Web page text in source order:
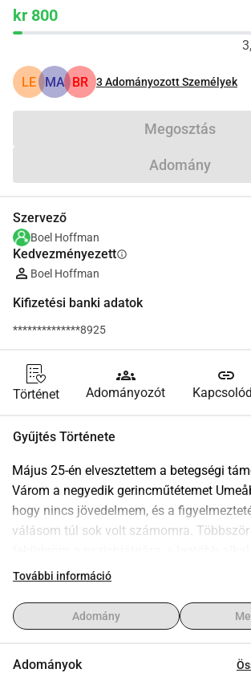
kr 800
LE MA BR 3Adományozott Személyek
Megosztás
Adomány
Szervező
Boel Hoffman
Kedvezményezettinfo
Boel Hoffman
Kifizetési banki adatok
**************8925
Történet
groups
Adományozót
link
Gyűjtés Története
Május 25-én elvesztettem a betegségi
Várom a negyedik gerincműtétemet
hogy nincs jövedelmem, és a
válásom túl sok volt számomra.
keretein belül, most éppen bent vagyok,
Kétoldali tüdőgyulladás. Oxigén
tudom magam oxigénhez juttatni. CRP
További információ
Adomány
Adományok